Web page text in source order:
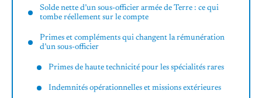
Solde nette d’un sous-officier armée de Terre : ce qui
tombe réellement sur le compte
Primes et compléments qui changent la rémunération
d’un sous-officier
Primes de haute technicité pour les spécialités rares
Indemnités opérationnelles et missions extérieures